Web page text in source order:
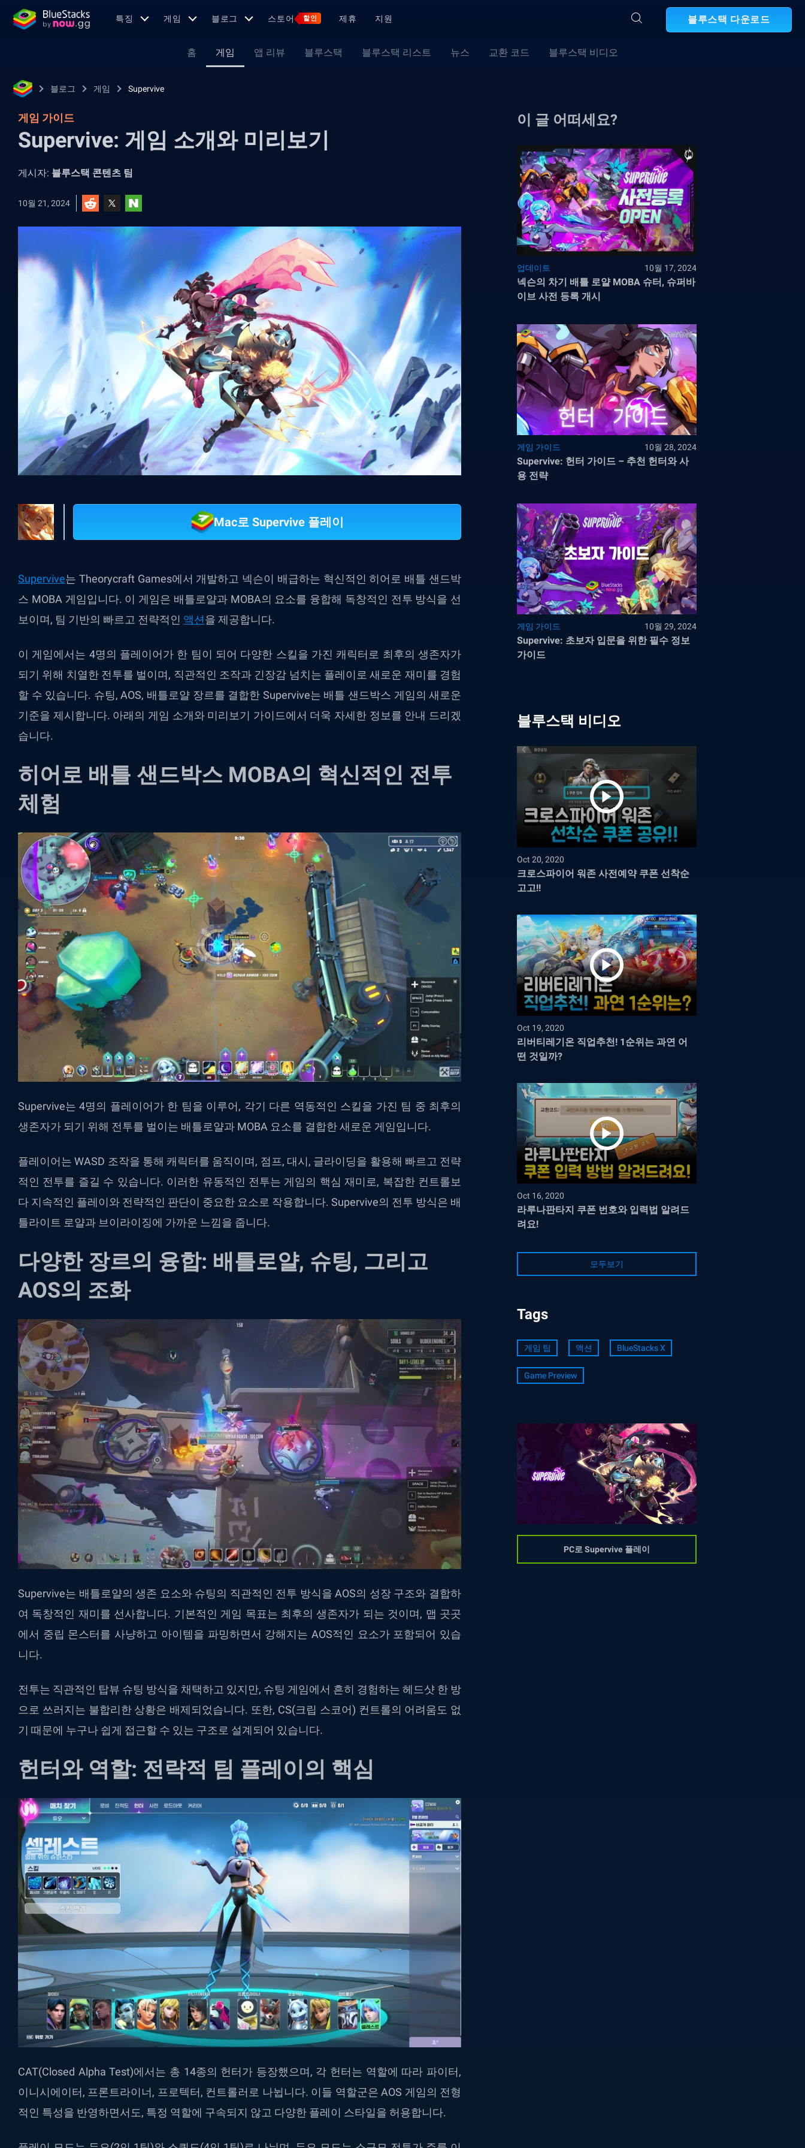
특징 게임 블로그 스토어 할인 제휴 지원 블루스택 다운로드
홈 게임 앱 리뷰 블루스택 블루스택 리스트 뉴스 교환 코드 블루스택 비디오
블로그 게임 Supervive
게임 가이드
Supervive: 게임 소개와 미리보기
게시자: 블루스택 콘텐츠 팀
10월 21, 2024
Mac로 Supervive 플레이
Supervive는 Theorycraft Games에서 개발하고 넥슨이 배급하는 혁신적인 히어로 배틀 샌드박
스 MOBA 게임입니다. 이 게임은 배틀로얄과MOBA의 요소를 융합해 독창적인 전투 방식을 선
보이며, 팀 기반의 빠르고 전략적인 액션을 제공합니다.
이 게임에서는 4명의 플레이어가 한 팀이 되어 다양한 스킬을 가진 캐릭터로 최후의 생존자가
되기 위해 치열한 전투를 벌이며, 직관적인 조작과 긴장감 넘치는 플레이로 새로운 재미를 경험
할 수 있습니다. 슈팅, AOS, 배틀로얄 장르를 결합한 Supervive는 배틀 샌드박스 게임의 새로운
기준을 제시합니다. 아래의 게임 소개와 미리보기 가이드에서 더욱 자세한 정보를 안내 드리겠
습니다.
히어로 배틀 샌드박스 MOBA의 혁신적인 전투
체험
Supervive는 4명의 플레이어가 한 팀을 이루어, 각기 다른 역동적인 스킬을 가진 팀 중 최후의
생존자가 되기 위해 전투를 벌이는 배틀로얄과 MOBA 요소를 결합한새로운 게임입니다.
플레이어는 WASD 조작을 통해 캐릭터를 움직이며, 점프, 대시, 글라이딩을 활용해 빠르고 전략
적인 전투를 즐길 수 있습니다. 이러한 유동적인 전투는 게임의 핵심 재미로, 복잡한 컨트롤보
다 지속적인 플레이와 전략적인 판단이 중요한 요소로 작용합니다. Supervive의 전투 방식은 배
틀라이트 로얄과 브이라이징에 가까운 느낌을 줍니다.
다양한 장르의 융합: 배틀로얄, 슈팅, 그리고
AOS의 조화
Supervive는 배틀로얄의 생존 요소와 슈팅의 직관적인 전투 방식을 AOS의 성장 구조와 결합하
여 독창적인 재미를 선사합니다. 기본적인 게임 목표는 최후의 생존자가 되는 것이며, 맵 곳곳
에서 중립 몬스터를 사냥하고 아이템을 파밍하면서 강해지는 AOS적인 요소가 포함되어 있습
니다.
전투는 직관적인 탑뷰 슈팅 방식을 채택하고 있지만, 슈팅 게임에서 흔히 경험하는 헤드샷 한 방
으로 쓰러지는 불합리한 상황은 배제되었습니다. 또한, CS(크립 스코어) 컨트롤의 어려움도 없
기 때문에 누구나 쉽게 접근할 수 있는 구조로 설계되어 있습니다.
헌터와 역할: 전략적 팀 플레이의 핵심
CAT(Closed Alpha Test)에서는 총 14종의 헌터가 등장했으며, 각 헌터는 역할에 따라 파이터,
이니시에이터, 프론트라이너, 프로텍터, 컨트롤러로 나뉩니다. 이들 역할군은 AOS 게임의 전형
적인 특성을 반영하면서도, 특정 역할에 구속되지 않고 다양한 플레이 스타일을 허용합니다.
이 글 어떠세요?
업데이트 10월 17, 2024
넥슨의 차기 배틀 로얄 MOBA 슈터, 슈퍼바
이브 사전 등록 개시
게임 가이드 10월 28, 2024
Supervive: 헌터 가이드 – 추천 헌터와 사
용 전략
게임 가이드 10월 29, 2024
Supervive: 초보자 입문을 위한 필수 정보
가이드
블루스택 비디오
Oct 20, 2020
크로스파이어 워존 사전예약 쿠폰 선착순
고고!!
Oct 19, 2020
리버티레기온 직업추천! 1순위는 과연 어
떤 것일까?
Oct 16, 2020
라루나판타지 쿠폰 번호와 입력법 알려드
려요!
모두보기
Tags
게임 팁 액션 BlueStacks X
Game Preview
PC로 Supervive 플레이